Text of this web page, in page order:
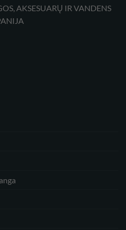
AKSESUARŲ IR VANDENS